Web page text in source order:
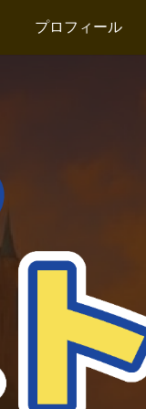
プロフィール